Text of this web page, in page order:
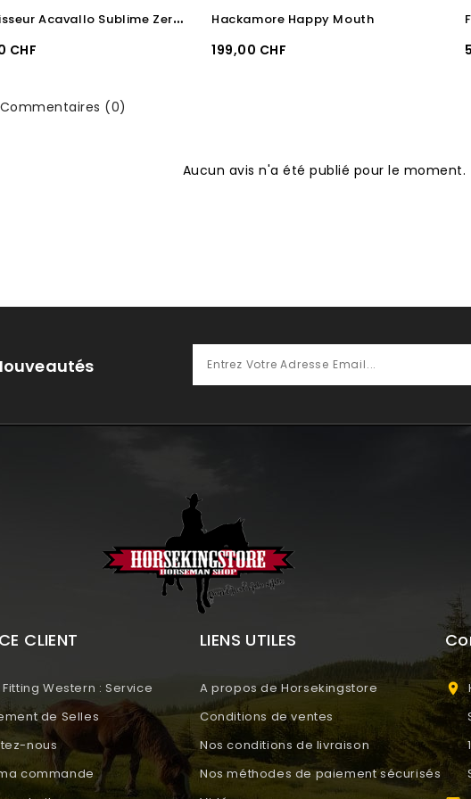
A
mortisseur Acavallo Sublime Zero Impact MF
CHF
Hackamore Happy Mouth
Prix
199,00 CHF
(0)
Aucun avis n'a été publié pour le moment.
CLIENT
Western : Service
de Selles
nous
commande
LIENS UTILES
A propos de Horsekingstore
Conditions de ventes
Nos conditions de livraison
Nos méthodes de paiement sécurisés
